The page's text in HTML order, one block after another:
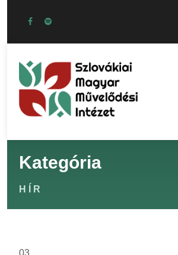
Kategória
HÍR
03